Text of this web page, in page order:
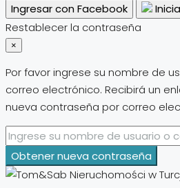
Ingresar con Facebook
Restablecer la contraseña
×
Por favor ingrese su nombre de
correo electrónico. Recibirá un
nueva contraseña por correo
Obtener nueva contraseña